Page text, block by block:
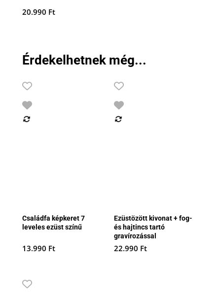
20.990 Ft
Érdekelhetnek még...
Családfa képkeret 7
leveles ezüst színű
13.990 Ft
Ezüstözött kivonat + fog-
és hajtincs tartó
gravírozással
22.990 Ft